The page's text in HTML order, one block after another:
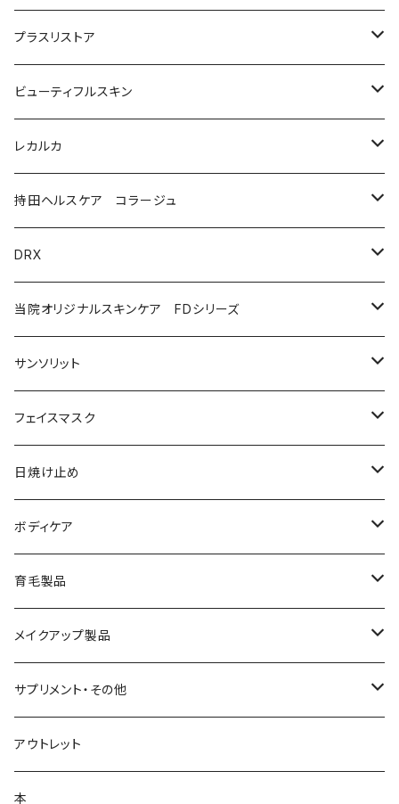
美容液（光老化ケア）
美容液（透明感ケア）
美容液（エイジングケア［ビタミンAシリーズ］）
美容液（日焼け止め）
美容液（スペシャルケア）
プログラムキット
化粧水
クリーム
美容液
アイケア
日焼け止め
ユースフルリップ
プラスリストア
洗顔
ビューティフルスキン
モイストケア
ウォッシュ
クリーム
バランスケア
ローション
クレンジング
美容液
化粧品
レカルカ
洗顔
化粧水
持田ヘルスケア コラージュ
ソープ（石鹸）
泡石鹸
コラージュフルフルホイップソープ
メイク落とし
化粧水
美容液
乳液
クリーム
日焼け止め
シャンプー・リンス
コラージュフルフル泡石鹸
DRX
AZAクリア
当院オリジナルスキンケア FDシリーズ
ソープ
ローション
サンソリット
日焼け止め
フェイスマスク
フェイスマスク
サンソリット
日焼け止め
サンソリット
アクセーヌ
ボディケア
キュアデイズ
育毛製品
まつ毛美容液
メイクアップ製品
ビューティフルスキン
サプリメント・その他
飲む日焼け止め
髪の毛サプリ
アウトレット
本